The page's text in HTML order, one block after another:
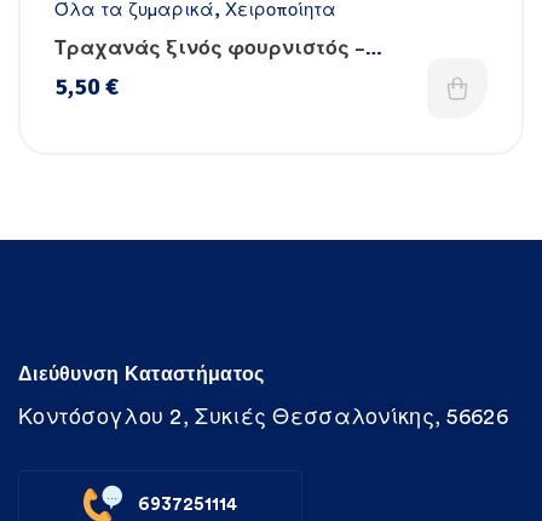
Όλα τα ζυμαρικά, Χειροποίητα
Τραχανάς ξινός φουρνιστός –
Χειροποίητος
5,50€
Διεύθυνση Καταστήματος
Κοντόσογλου 2, Συκιές Θεσσαλονίκης, 56626
6937251114